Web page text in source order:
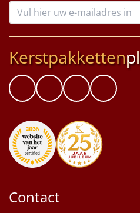
Kerstpakketten
Contact